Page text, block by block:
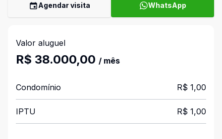
Agendar visita WhatsApp
Valor aluguel
R$ 38.000,00 / mês
Condomínio R$ 1,00
IPTU R$ 1,00